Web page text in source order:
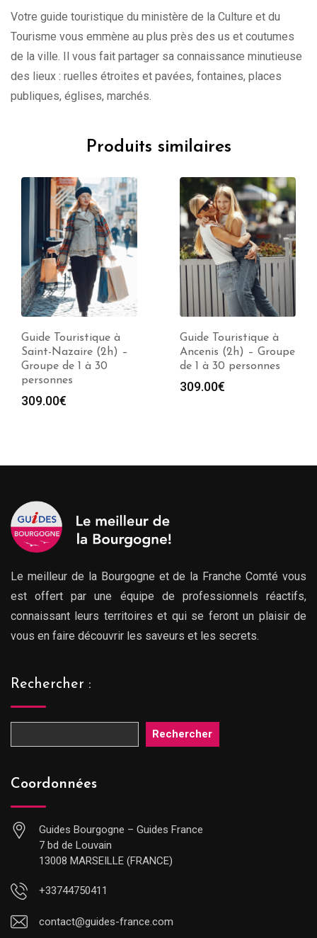
Votre guide touristique du ministère de la Culture et du
Tourisme vous emmène au plus près des us et coutumes
de la ville. Il vous fait partager sa connaissance minutieuse
des lieux : ruelles étroites et pavées, fontaines, places
publiques, églises, marchés.
Produits similaires
Guide Touristique à
Saint-Nazaire (2h) –
Groupe de 1 à 30
personnes
309.00€
Guide Touristique à
Ancenis (2h) – Groupe
de 1 à 30 personnes
309.00€
Le meilleur de la Bourgogne et de la Franche Comté vous
est offert par une équipe de professionnels réactifs,
connaissant leurs territoires et qui se feront un plaisir de
vous en faire découvrir les saveurs et les secrets.
Rechercher :
Rechercher
Coordonnées
Guides Bourgogne – Guides France
7 bd de Louvain
13008 MARSEILLE (FRANCE)
+33744750411
contact@guides-france.com